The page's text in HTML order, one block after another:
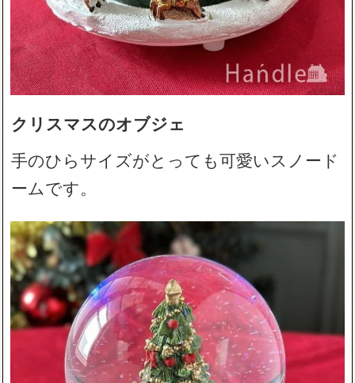
クリスマスのオブジェ
手のひらサイズがとっても可愛いスノード
ームです。